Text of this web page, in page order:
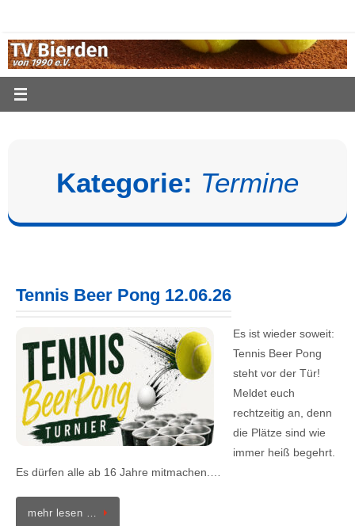
springen
Kategorie: Termine
Tennis Beer Pong 12.06.26
Es ist wieder soweit:
Tennis Beer Pong
steht vor der Tür!
Meldet euch
rechtzeitig an, denn
die Plätze sind wie
immer heiß begehrt.
Es dürfen alle ab 16 Jahre mitmachen.…
mehr lesen …